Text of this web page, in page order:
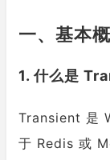
一、基本
1. 什么是
Transient 是
于 Redis 或